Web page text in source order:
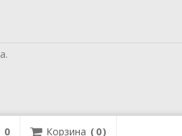
0 Корзина 0